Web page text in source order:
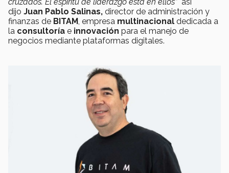
dijo Juan Pablo Salinas, director de administración y
finanzas de BITAM, empresa multinacional dedicada a
la consultoría e innovación para el manejo de
negocios mediante plataformas digitales.